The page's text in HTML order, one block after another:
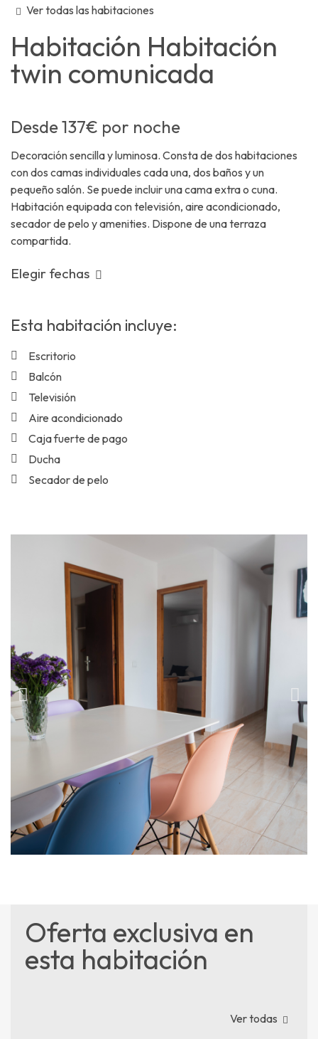
Ver todas las habitaciones
Habitación Habitación
twin comunicada
Desde137€ por noche
Decoración sencilla y luminosa. Consta de dos habitaciones
con dos camas individuales cada una, dos baños y un
pequeño salón. Se puede incluir una cama extra o cuna.
Habitación equipada con televisión, aire acondicionado,
secador de pelo y amenities. Dispone de una terraza
compartida.
Elegir fechas
Esta habitación incluye:
Escritorio
Balcón
Televisión
Aire acondicionado
Caja fuerte de pago
Ducha
Secador de pelo
Oferta exclusiva en
esta habitación
Ver todas